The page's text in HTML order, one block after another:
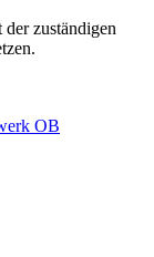
zuständigen
OB